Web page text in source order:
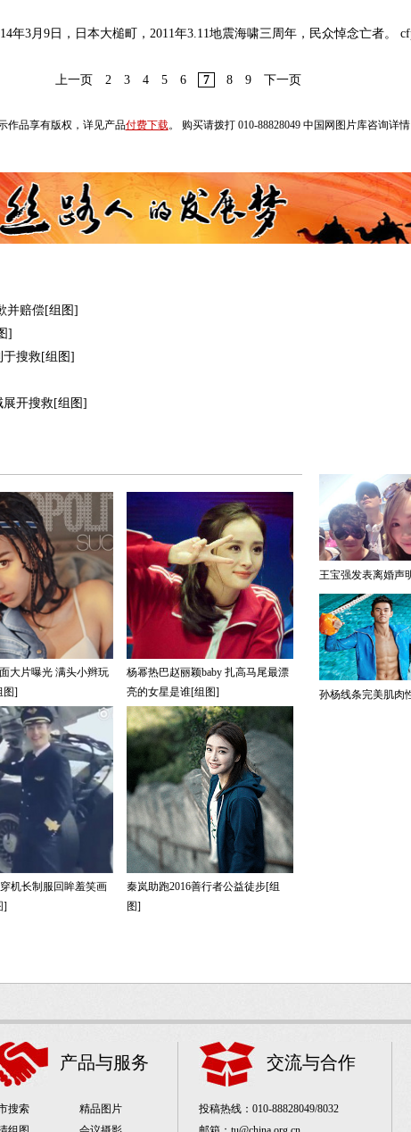
年3月9日，日本大槌町，2011年3.11地震海啸三周年，民众悼念亡者。
上一页 2 3 4 5 6 7 8 9 下一页
作品享有版权，详见产品付费下载。 购买请拨打 010-88828049 中国网图片库咨询详情
并赔偿[组图]
]
于搜救[组图]
开搜救[组图]